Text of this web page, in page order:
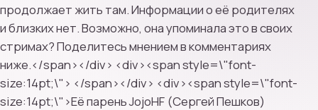
продолжает жить там. Информации о её родителях
и близких нет. Возможно, она упоминала это в своих
стримах? Поделитесь мнением в комментариях
ниже.</span></div> <div><span style=\"font-
size:14pt;\"> </span></div> <div><span style=\"font-
size:14pt;\">Её парень JojoHF (Сергей Пешков)